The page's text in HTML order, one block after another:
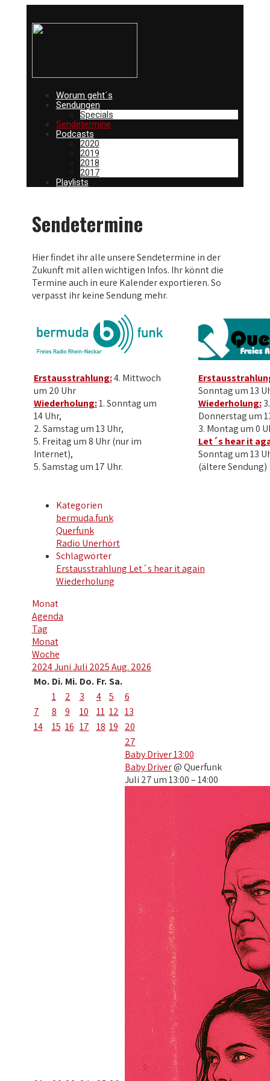
Worum geht´s
Sendungen
Specials
Sendetermine
Podcasts
2020
2019
2018
2017
Playlists
Sendetermine
Hier findet ihr alle unsere Sendetermine in der
Zukunft mit allen wichtigen Infos. Ihr könnt die
Termine auch in eure Kalender exportieren. So
verpasst ihr keine Sendung mehr.
Erstausstrahlung:4. Mittwoch
um 20 Uhr
Wiederholung:1. Sonntag um
14 Uhr,
2. Samstag um 13 Uhr,
5. Freitag um 8 Uhr (nur im
Internet),
5. Samstag um 17 Uhr.
Sonntag um 13
Wiederholung:3.
Donnerstag um
3. Montag um 0
Let´s hear it
Sonntag um 13
(ältere Sendung)
Kategorien
bermuda.funk
Querfunk
Radio Unerhört
Schlagwörter
Erstausstrahlung Let´s hear it again
Wiederholung
Monat
Agenda
Tag
Monat
Woche
2024JuniJuli 2025Aug. 2026
Mo. Di. Mi. Do. Fr. Sa.
1
2 3 4 5
6
7
8 9 10 11 12 13
14
15 16 17 18 19 20
27
Baby Driver13:00
Baby Driver@ Querfunk
Juli 27 um 13:00 – 14:00